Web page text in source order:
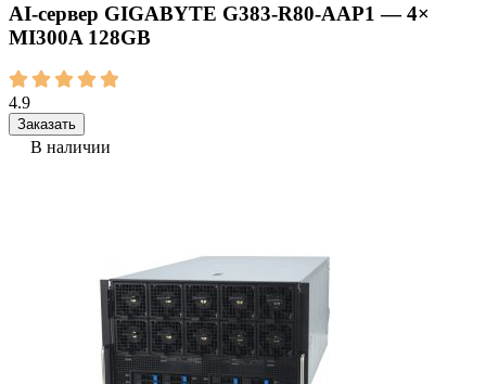
AI‑сервер GIGABYTE G383-R80-AAP1 — 4×
MI300A 128GB
4.9
Заказать
В наличии